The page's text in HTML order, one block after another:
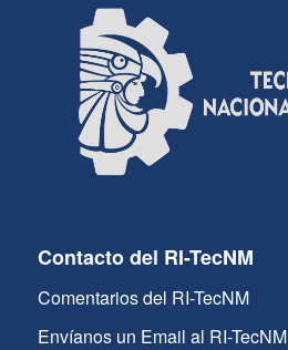
Contacto del RI-TecNM
Comentarios del RI-TecNM
Envíanos un Email al RI-TecNM